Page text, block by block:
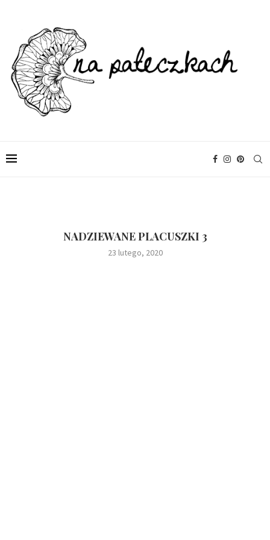
NADZIEWANE PLACUSZKI 3
23 lutego, 2020